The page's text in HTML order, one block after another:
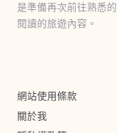
是準備再次前往熟悉
閱讀的旅遊內容。
網站使用條款
關於我